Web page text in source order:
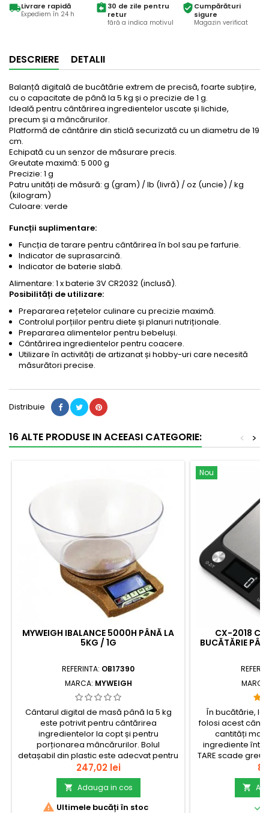
local_shippingLivrare rapidă
Expediem în 24 h
assignment_return30 de zile pentru
retur
fără a indica motivul
verified_userCumpărături
sigure
Magazin verificat
DESCRIERE DETALII
Balanță digitală de bucătărie extrem de precisă, foarte subțire,
cu o capacitate de până la 5 kg și o precizie de 1 g.
Ideală pentru cântărirea ingredientelor uscate și lichide,
precum și a mâncărurilor.
Platformă de cântărire din sticlă securizată cu un diametru de 19
cm.
Echipată cu un senzor de măsurare precis.
Greutate maximă: 5 000 g
Precizie: 1 g
Patru unități de măsură: g (gram) / lb (livră) / oz (uncie) / kg
(kilogram)
Culoare: verde
Funcții suplimentare:
Funcția de tarare pentru cântărirea în bol sau pe farfurie.
Indicator de suprasarcină.
Indicator de baterie slabă.
Alimentare: 1 x baterie 3V CR2032 (inclusă).
Posibilități de utilizare:
Prepararea rețetelor culinare cu precizie maximă.
Controlul porțiilor pentru diete și planuri nutriționale.
Prepararea alimentelor pentru bebeluși.
Cântărirea ingredientelor pentru coacere.
Utilizare în activități de artizanat și hobby-uri care necesită
măsurători precise.
Distribuie
16 ALTE PRODUSE IN ACEEASI CATEGORIE: >
<
MYWEIGH IBALANCE 5000H PÂNĂ LA
5KG / 1G
REFERINTA: OB17390
MARCA: MYWEIGH
Cântarul digital de masă până la 5 kg
este potrivit pentru cântărirea
ingredientelor la copt și pentru
porționarea mâncărurilor. Bolul
detașabil din plastic este adecvat pentru
ingrediente solide și lichide, iar afișajul cu
iluminare din spate rămâne lizibil și când
lucrați cu un vas mai înalt sau în condiții
de iluminare slabă pe...
Pret
247,02 lei
 Adauga in cos
 Ultimele bucăți în stoc
Nou
CX-2018
BUCĂTĂRIE
În bucătărie, la
folosi acest
cantități mai
ingrediente într-
TARE scade
iluminat
chiar și când

